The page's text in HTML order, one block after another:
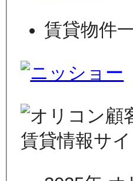
賃貸物件